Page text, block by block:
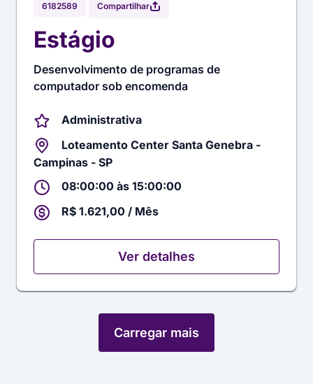
6182589 Compartilhar
Estágio
Desenvolvimento de programas de
computador sob encomenda
Administrativa
Loteamento Center Santa Genebra -
Campinas - SP
08:00:00 às 15:00:00
R$ 1.621,00 / Mês
Ver detalhes
Carregar mais